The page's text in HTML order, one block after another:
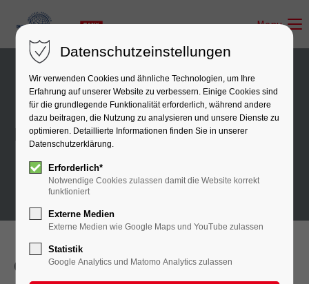
Menu
Products
Our Products
Datenschutzeinstellungen
Wir verwenden Cookies und ähnliche Technologien, um Ihre
Erfahrung auf unserer Website zu verbessern. Einige Cookies sind
für die grundlegende Funktionalität erforderlich, während andere
dazu beitragen, die Nutzung zu analysieren und unsere Dienste zu
optimieren. Detaillierte Informationen finden Sie in unserer
Datenschutzerklärung.
Erforderlich*
Notwendige Cookies zulassen damit die Website korrekt
funktioniert
Externe Medien
Externe Medien wie Google Maps und YouTube zulassen
Statistik
Google Analytics und Matomo Analytics zulassen